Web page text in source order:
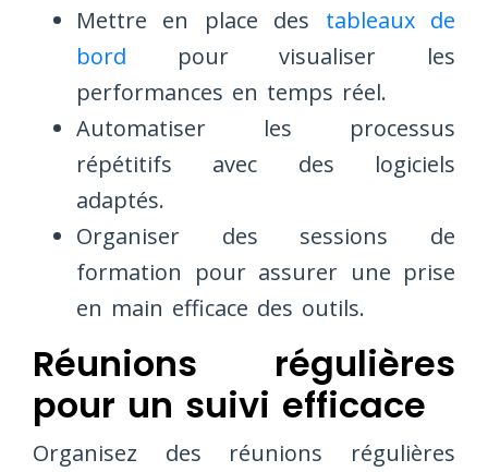
Mettre en place des tableaux de
bord pour visualiser les
performances en temps réel.
Automatiser les processus
répétitifs avec des logiciels
adaptés.
Organiser des sessions de
formation pour assurer une prise
en main efficace des outils.
Réunions régulières
pour un suivi efficace
Organisez des réunions régulières